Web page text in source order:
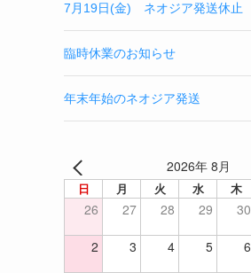
7月19日(金) ネオジア発送休止
臨時休業のお知らせ
年末年始のネオジア発送
2026年 8月
日 月 火 水 木
26 27 28 29 30
2 3 4 5 6